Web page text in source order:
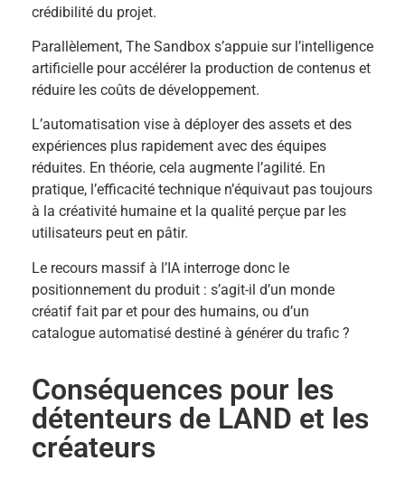
crédibilité du projet.
Parallèlement, The Sandbox s’appuie sur l’intelligence
artificielle pour accélérer la production de contenus et
réduire les coûts de développement.
L’automatisation vise à déployer des assets et des
expériences plus rapidement avec des équipes
réduites. En théorie, cela augmente l’agilité. En
pratique, l’efficacité technique n’équivaut pas toujours
à la créativité humaine et la qualité perçue par les
utilisateurs peut en pâtir.
Le recours massif à l’IA interroge donc le
positionnement du produit : s’agit-il d’un monde
créatif fait par et pour des humains, ou d’un
catalogue automatisé destiné à générer du trafic ?
Conséquences pour les
détenteurs de LAND et les
créateurs